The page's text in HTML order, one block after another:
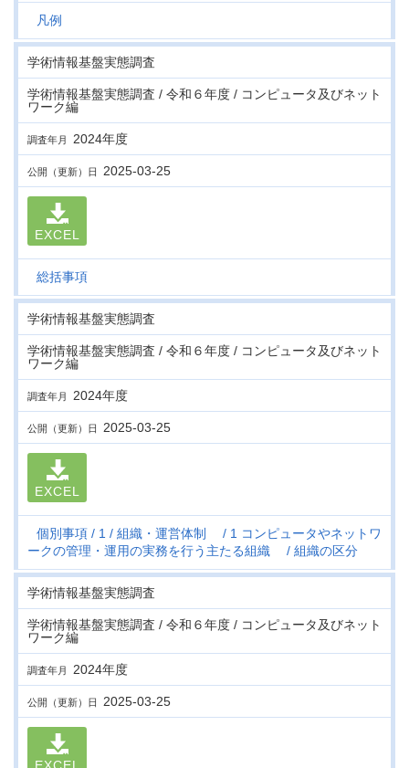
凡例
学術情報基盤実態調査
学術情報基盤実態調査 / 令和６年度 / コンピュータ及びネット
ワーク編
調査年月 2024年度
公開（更新）日 2025-03-25
EXCEL
総括事項
学術情報基盤実態調査
学術情報基盤実態調査 / 令和６年度 / コンピュータ及びネット
ワーク編
調査年月 2024年度
公開（更新）日 2025-03-25
EXCEL
個別事項 1 組織・運営体制
1 コンピュータやネットワ
ークの管理・運用の実務を行う主たる組織
組織の区分
学術情報基盤実態調査
学術情報基盤実態調査 / 令和６年度 / コンピュータ及びネット
ワーク編
調査年月 2024年度
公開（更新）日 2025-03-25